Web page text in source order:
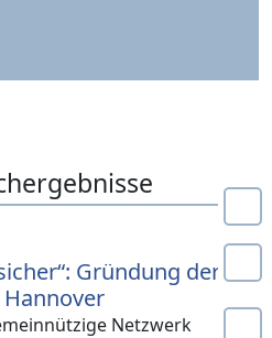
Gründung der
Netzwerk